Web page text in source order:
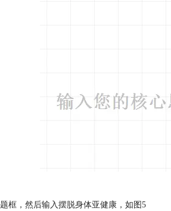
框，然后输入摆脱身体亚健康，如图5